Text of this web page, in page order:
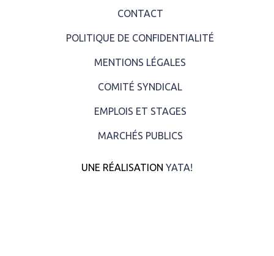
CONTACT
POLITIQUE DE CONFIDENTIALITÉ
MENTIONS LÉGALES
COMITÉ SYNDICAL
EMPLOIS ET STAGES
MARCHÉS PUBLICS
UNE RÉALISATION YATA!